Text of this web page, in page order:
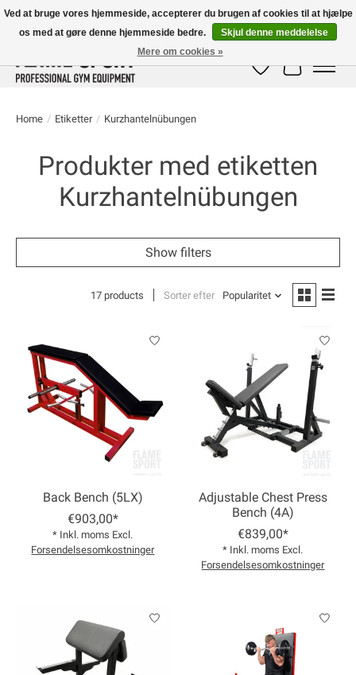
E-MAIL:info@flame-sport.deTEL.: +49 1525 9705 011
Ønskeseddel
Home / Etiketter / Kurzhantelnübungen
Produkter med etiketten
Kurzhantelnübungen
Show filters
17 products Sorter efter Popularitet
Back Bench (5LX)
€903,00*
* Inkl. moms Excl.
Forsendelsesomkostninger
Adjustable Chest Press
Bench (4A)
€839,00*
* Inkl. moms Excl.
Forsendelsesomkostninger
Ved at bruge vores hjemmeside, accepterer du brugen af ​​cookies til at hjælpe
os med at gøre denne hjemmeside bedre.
Skjul denne meddelelse
Mere om cookies »